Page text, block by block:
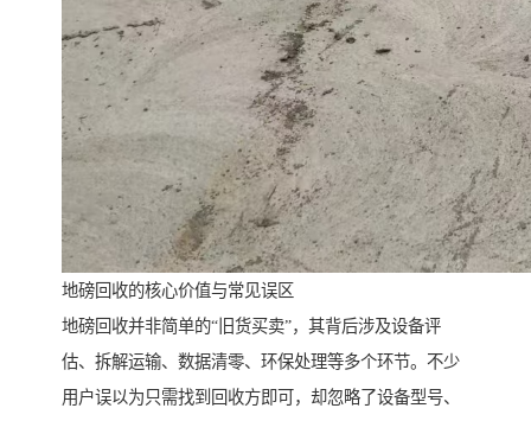
地磅回收的核心价值与常见误区
地磅回收并非简单的“旧货买卖”，其背后涉及设备评
估、拆解运输、数据清零、环保处理等多个环节。不少
用户误以为只需找到回收方即可，却忽略了设备型号、